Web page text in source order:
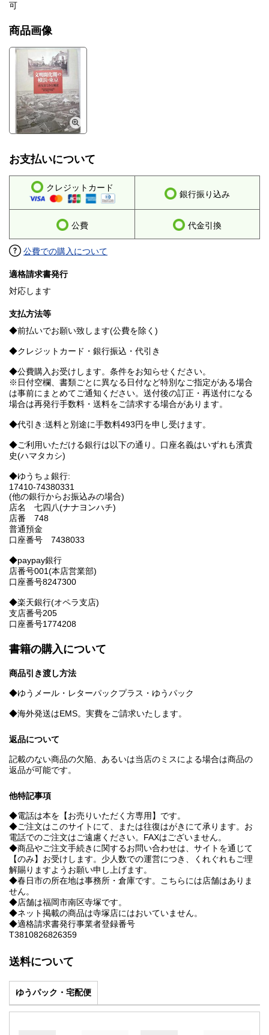
可
商品画像
お支払いについて
クレジットカード
銀行振り込み
公費 代金引換
公費での購入について
適格請求書発行
対応します
支払方法等
◆前払いでお願い致します(公費を除く)
◆クレジットカード・銀行振込・代引き
◆公費購入お受けします。条件をお知らせください。
※日付空欄、書類ごとに異なる日付など特別なご指定がある場合
は事前にまとめてご通知ください。送付後の訂正・再送付になる
場合は再発行手数料・送料をご請求する場合があります。
◆代引き:送料と別途に手数料493円を申し受けます。
◆ご利用いただける銀行は以下の通り。口座名義はいずれも濱貴
史(ハマタカシ)
◆ゆうちょ銀行:
17410-74380331
(他の銀行からお振込みの場合)
店名 七四八(ナナヨンハチ)
店番 748
普通預金
口座番号 7438033
◆paypay銀行
店番号001(本店営業部)
口座番号8247300
◆楽天銀行(オペラ支店)
支店番号205
口座番号1774208
書籍の購入について
商品引き渡し方法
◆ゆうメール・レターパックプラス・ゆうパック
◆海外発送はEMS。実費をご請求いたします。
返品について
記載のない商品の欠陥、あるいは当店のミスによる場合は商品の
返品が可能です。
他特記事項
◆電話は本を【お売りいただく方専用】です。
◆ご注文はこのサイトにて、または往復はがきにて承ります。お
電話でのご注文はご遠慮ください。FAXはございません。
◆商品やご注文手続きに関するお問い合わせは、サイトを通じて
【のみ】お受けします。少人数での運営につき、くれぐれもご理
解賜りますようお願い申し上げます。
◆春日市の所在地は事務所・倉庫です。こちらには店舗はありま
せん。
◆店舗は福岡市南区寺塚です。
◆ネット掲載の商品は寺塚店にはおいていません。
◆適格請求書発行事業者登録番号
T3810826826359
送料について
ゆうパック・宅配便